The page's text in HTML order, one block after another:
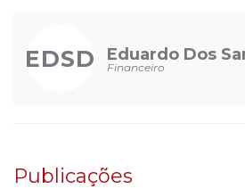
EDSD Eduardo Dos
Financeiro
Publicações